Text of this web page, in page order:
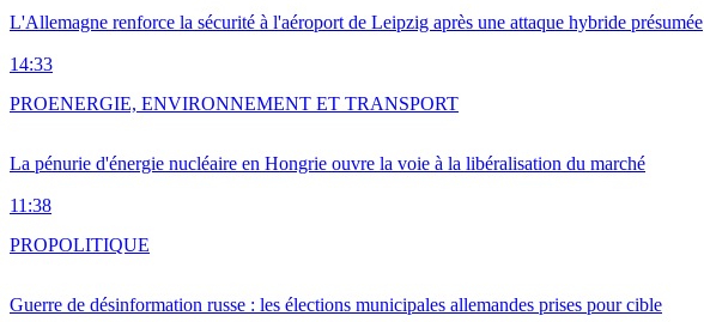
L'Allemagne renforce la sécurité à l'aéroport de Leipzig après une attaque hybride présumée
14:33
La pénurie d'énergie nucléaire en Hongrie ouvre la voie à la libéralisation du marché
11:38
PROENERGIE, ENVIRONNEMENT ET TRANSPORT
Guerre de désinformation russe : les élections municipales allemandes prises pour cible
PROPOLITIQUE